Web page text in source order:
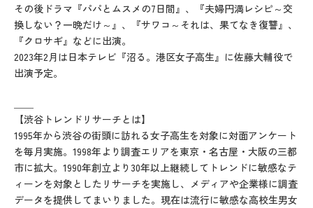
その後ドラマ『パパとムスメの7日間』、『夫婦円満レシピ～交
換しない？一晩だけ～』、『サワコ～それは、果てなき復讐』、
『クロサギ』などに出演。
2023年2月は日本テレビ『沼る。港区女子高生』に佐藤大輔役で
出演予定。
【渋谷トレンドリサーチとは】
1995年から渋谷の街頭に訪れる女子高生を対象に対面アンケート
を毎月実施。1998年より調査エリアを東京・名古屋・大阪の三都
市に拡大。1990年創立より30年以上継続してトレンドに敏感なテ
ィーンを対象としたリサーチを実施し、メディアや企業様に調査
データを提供してまいりました。現在は流行に敏感な高校生男女